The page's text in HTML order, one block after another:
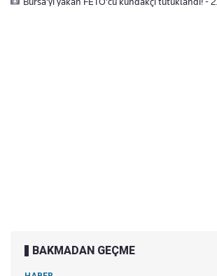
BAKMADAN GEÇME